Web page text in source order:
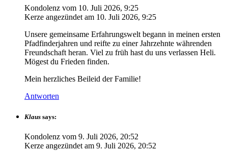
Kondolenz vom 10. Juli 2026, 9:25
Kerze angezündet am 10. Juli 2026, 9:25
Unsere gemeinsame Erfahrungswelt begann in meinen ersten
Pfadfinderjahren und reifte zu einer Jahrzehnte währenden
Freundschaft heran. Viel zu früh hast du uns verlassen Heli.
Mögest du Frieden finden.
Mein herzliches Beileid der Familie!
Antworten
Klaus says:
Kondolenz vom 9. Juli 2026, 20:52
Kerze angezündet am 9. Juli 2026, 20:52